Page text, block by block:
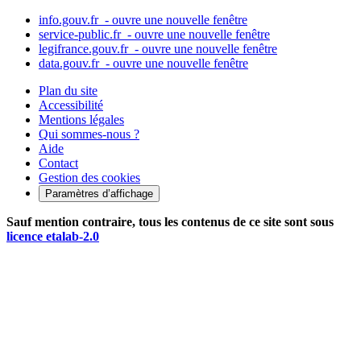
info.gouv.fr - ouvre une nouvelle fenêtre
service-public.fr - ouvre une nouvelle fenêtre
legifrance.gouv.fr - ouvre une nouvelle fenêtre
data.gouv.fr - ouvre une nouvelle fenêtre
Plan du site
Accessibilité
Mentions légales
Qui sommes-nous ?
Aide
Contact
Gestion des cookies
Paramètres d’affichage
Sauf mention contraire, tous les contenus de ce site sont sous
licence etalab-2.0